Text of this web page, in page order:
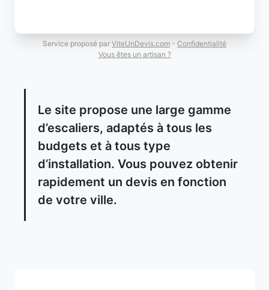
Service proposé par ViteUnDevis.com - Confidentialité
Vous êtes un artisan ?
Le site propose une large gamme
d’escaliers, adaptés à tous les
budgets et à tous type
d’installation. Vous pouvez obtenir
rapidement un devis en fonction
de votre ville.